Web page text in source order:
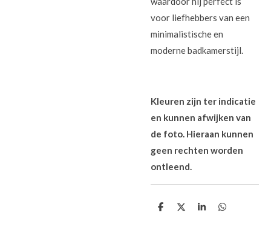
voor liefhebbers van een
minimalistische en
moderne badkamerstijl.
Kleuren zijn ter indicatie
en kunnen afwijken van
de foto. Hieraan kunnen
geen rechten worden
ontleend.
D
D
S
D